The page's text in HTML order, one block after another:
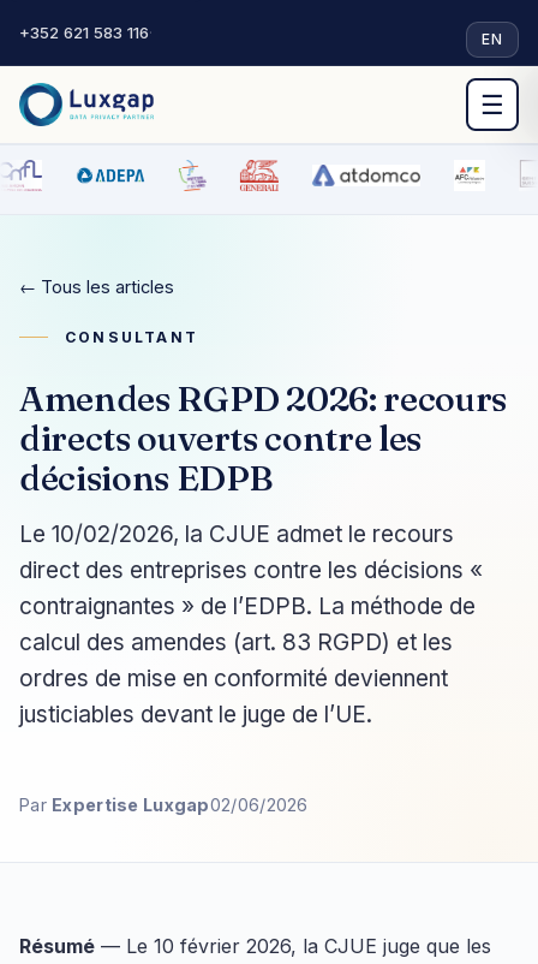
+352 621 583 116· EN
☰
← Tous les articles
CONSULTANT
Amendes RGPD 2026: recours
directs ouverts contre les
décisions EDPB
Le 10/02/2026, la CJUE admet le recours
direct des entreprises contre les décisions «
contraignantes » de l’EDPB. La méthode de
calcul des amendes (art. 83 RGPD) et les
ordres de mise en conformité deviennent
justiciables devant le juge de l’UE.
Par Expertise Luxgap02/06/2026
Résumé — Le 10 février 2026, la CJUE juge que les